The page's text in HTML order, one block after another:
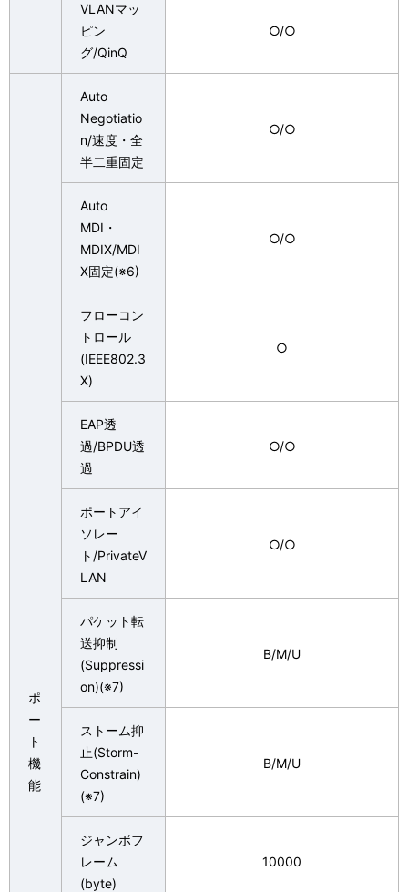
VLANマッ
ピン
グ/QinQ
○/○
ポ
ー
ト
機
能
Auto
Negotiatio
n/速度・全
半二重固定
○/○
Auto
MDI・
MDIX/MDI
X固定(※6)
○/○
フローコン
トロール
(IEEE802.3
X)
○
EAP透
過/BPDU透
過
○/○
ポートアイ
ソレー
ト/PrivateV
LAN
○/○
パケット転
送抑制
(Suppressi
on)(※7)
B/M/U
ストーム抑
止(Storm-
Constrain)
(※7)
B/M/U
ジャンボフ
レーム
(byte)
10000